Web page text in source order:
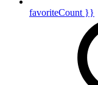
favoriteCount }}